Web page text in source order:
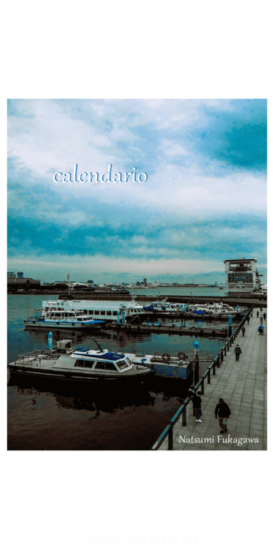
目次
この作品について
この作品の書誌情報を表示します。
本文検索
本文内から文字を検索します。
音声読み上げ
音声読み上げボタンを表示します。
リーダー設定
文字サイズ、エフェクトの変更などを行います。